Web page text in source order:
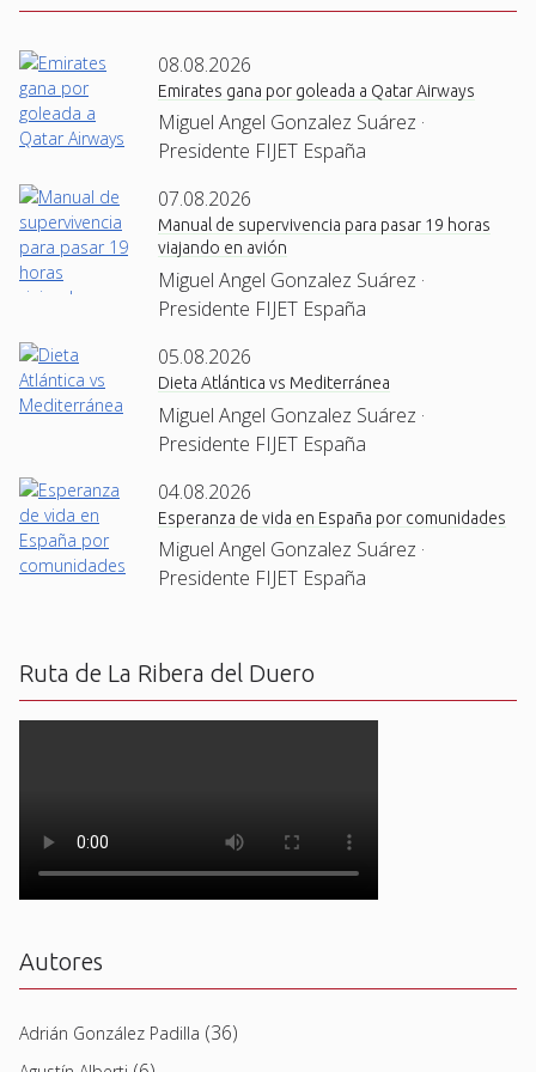
08.08.2026
Emirates gana por goleada a Qatar Airways
Miguel Angel Gonzalez Suárez ·
Presidente FIJET España
07.08.2026
Manual de supervivencia para pasar 19 horas
viajando en avión
Miguel Angel Gonzalez Suárez ·
Presidente FIJET España
05.08.2026
Dieta Atlántica vs Mediterránea
Miguel Angel Gonzalez Suárez ·
Presidente FIJET España
04.08.2026
Esperanza de vida en España por comunidades
Miguel Angel Gonzalez Suárez ·
Presidente FIJET España
Ruta de La Ribera del Duero
Autores
Adrián González Padilla (36)